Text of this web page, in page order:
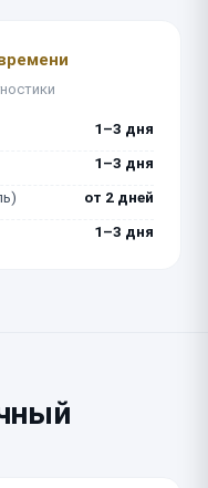
1–3 дня
1–3 дня
от 2 дней
1–3 дня